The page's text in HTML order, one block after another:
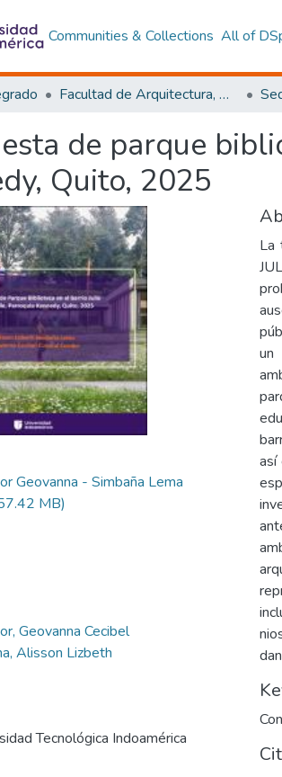
Communities & Collections All of
Facultad de Arquitectura, Artes y Diseño
de parque
Quito, 2025
Geovanna - Simbaña Lema
MB)
Geovanna Cecibel
Alisson Lizbeth
Tecnológica Indoamérica
La
un
así